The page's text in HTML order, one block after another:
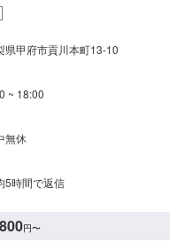
の空いているスペースに駐車し
予約しました」とお伝えくださ
支払い方法------現金-ローン-クレ
AmericanExpress・Diners）
県甲府市貢川本町13-10
~ 18:00
無休
5時間で返信
円〜